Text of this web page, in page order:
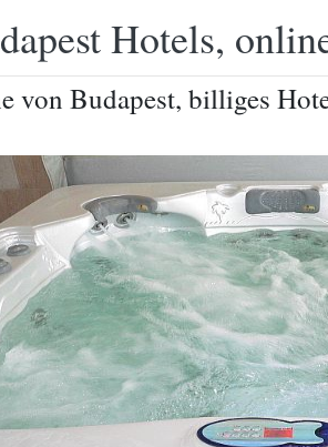
Hotels,
von Budapest, billiges